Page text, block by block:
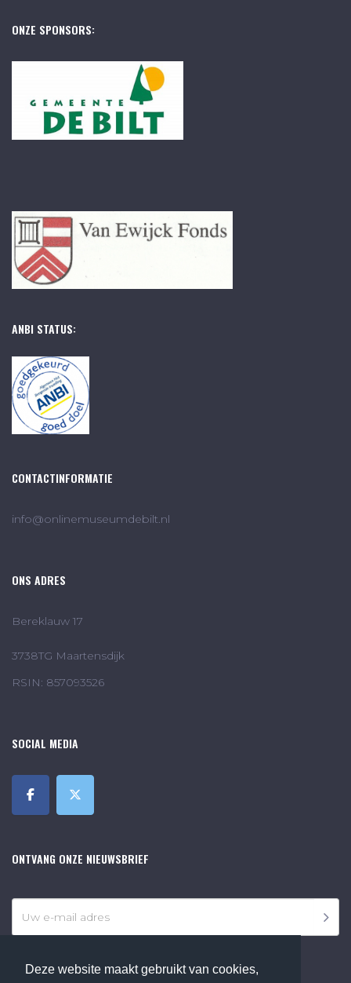
Deze website maakt gebruikt van cookies,
ONZE SPONSORS:
ANBI STATUS:
CONTACTINFORMATIE
info@onlinemuseumdebilt.nl
ONS ADRES
Bereklauw 17
3738TG Maartensdijk
RSIN: 857093526
SOCIAL MEDIA
ONTVANG ONZE NIEUWSBRIEF